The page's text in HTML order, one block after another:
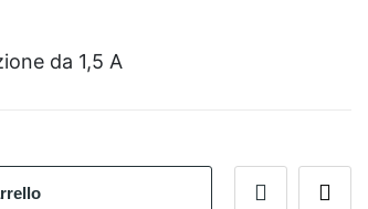
da 1,5 A